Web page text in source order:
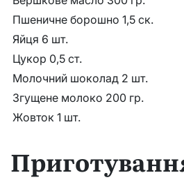
Пшеничне борошно 1,5 ск.
Яйця 6 шт.
Цукор 0,5 ст.
Молочний шоколад 2 шт.
Згущене молоко 200 гр.
Жовток 1 шт.